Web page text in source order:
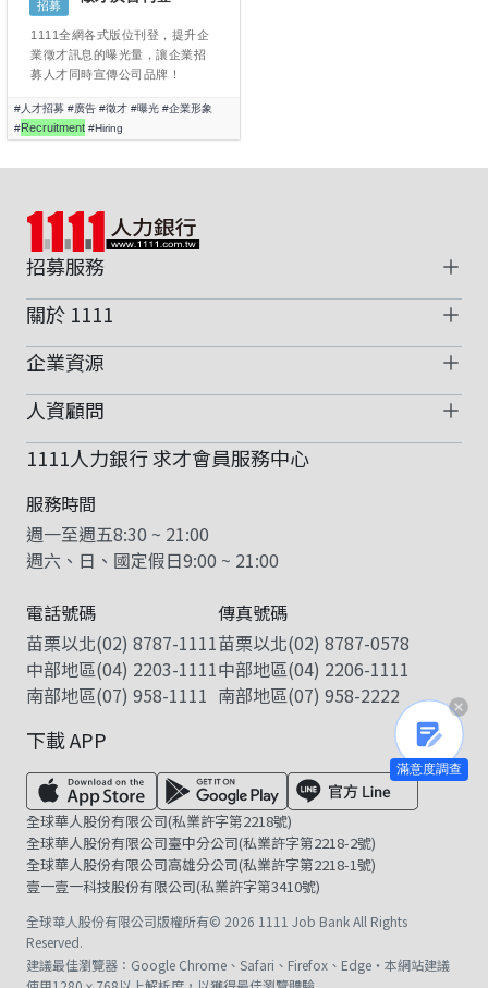
招募
1111全網各式版位刊登，提升企
業徵才訊息的曝光量，讓企業招
募人才同時宣傳公司品牌！
#人才招募 #廣告 #徵才 #曝光 #企業形象
#Recruitment #Hiring
招募服務
關於 1111
企業資源
人資顧問
1111人力銀行 求才會員服務中心
服務時間
週一至週五8:30 ~ 21:00
週六、日、國定假日9:00 ~ 21:00
電話號碼
苗栗以北(02) 8787-1111
中部地區(04) 2203-1111
南部地區(07) 958-1111
傳真號碼
苗栗以北(02) 8787-0578
中部地區(04) 2206-1111
南部地區(07) 958-2222
下載 APP
全球華人股份有限公司(私業許字第2218號)
全球華人股份有限公司臺中分公司(私業許字第2218-2號)
全球華人股份有限公司高雄分公司(私業許字第2218-1號)
壹一壹一科技股份有限公司(私業許字第3410號)
全球華人股份有限公司版權所有© 2026 1111 Job Bank All Rights
Reserved.
建議最佳瀏覽器：Google Chrome、Safari、Firefox、Edge・本網站建議
滿意度調查